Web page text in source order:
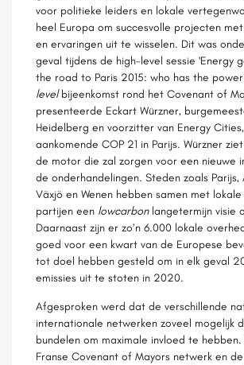
voor politieke leiders en lokale
heel Europa om succesvolle projecten
en ervaringen uit te wisselen. Dit was
geval tijdens de high-level sessie 'Energy
the road to Paris 2015: who has the
levelbijeenkomst rond het Covenant of
presenteerde Eckart Würzner,
Heidelberg en voorzitter van Energy
aankomende COP 21 in Parijs. Würzner
de motor die zal zorgen voor een nieuwe
de onderhandelingen. Steden zoals Parijs,
Växjö en Wenen hebben samen met
partijen een lowcarbonlangetermijn visie
Daarnaast zijn er zo’n 6.000 lokale
goed voor een kwart van de Europese
tot doel hebben gesteld om in elk geval
emissies uit te stoten in 2020.
Afgesproken werd dat de verschillende
internationale netwerken zoveel mogelijk
bundelen om maximale invloed te
Franse Covenant of Mayors netwerk en de